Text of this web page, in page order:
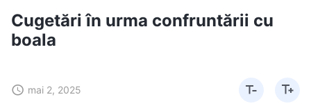
Cugetări în urma confruntării cu
boala
mai 2, 2025